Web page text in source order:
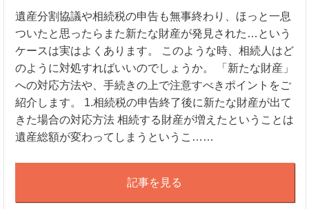
遺産分割協議や相続税の申告も無事終わり、ほっと一息
ついたと思ったらまた新たな財産が発見された…という
ケースは実はよくあります。 このような時、相続人はど
のように対処すればいいのでしょうか。 「新たな財産」
への対応方法や、手続きの上で注意すべきポイントをご
紹介します。 1.相続税の申告終了後に新たな財産が出て
きた場合の対応方法 相続する財産が増えたということは
遺産総額が変わってしまうというこ……
記事を見る